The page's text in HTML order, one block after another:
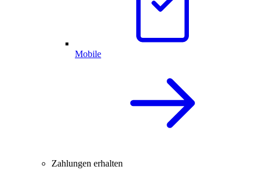
Mobile
Zahlungen erhalten